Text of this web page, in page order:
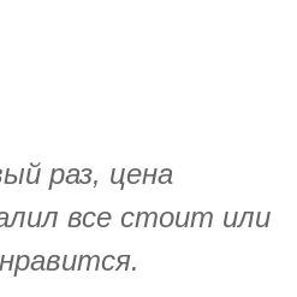
раз, цена
все стоит или